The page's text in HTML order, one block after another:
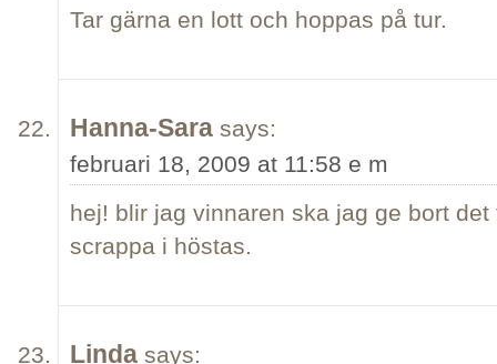
Tar gärna en lott och hoppas på tur.
Hanna-Sara says:
februari 18, 2009 at 11:58 e m
hej! blir jag vinnaren ska jag ge bort
scrappa i höstas.
Linda says: